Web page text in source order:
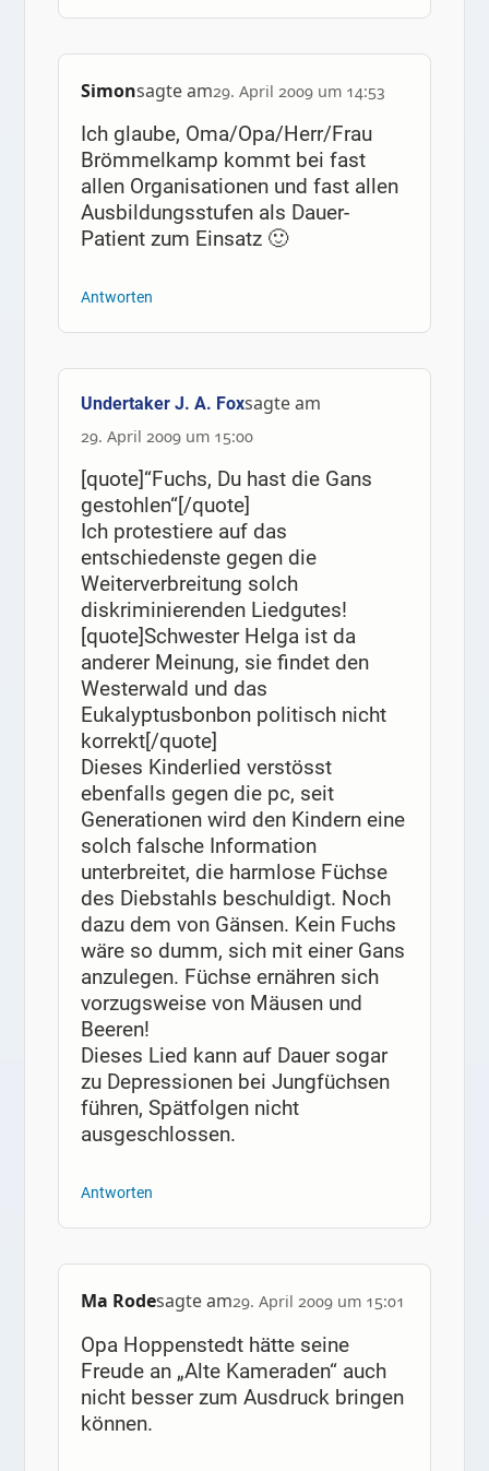
Simonsagte am29. April 2009 um 14:53
Ich glaube, Oma/Opa/Herr/Frau
Brömmelkamp kommt bei fast
allen Organisationen und fast allen
Ausbildungsstufen als Dauer-
Patient zum Einsatz 🙂
Antworten
Undertaker J. A. Foxsagte am
29. April 2009 um 15:00
[quote]“Fuchs, Du hast die Gans
gestohlen“[/quote]
Ich protestiere auf das
entschiedenste gegen die
Weiterverbreitung solch
diskriminierenden Liedgutes!
[quote]Schwester Helga ist da
anderer Meinung, sie findet den
Westerwald und das
Eukalyptusbonbon politisch nicht
korrekt[/quote]
Dieses Kinderlied verstösst
ebenfalls gegen die pc, seit
Generationen wird den Kindern eine
solch falsche Information
unterbreitet, die harmlose Füchse
des Diebstahls beschuldigt. Noch
dazu dem von Gänsen. Kein Fuchs
wäre so dumm, sich mit einer Gans
anzulegen. Füchse ernähren sich
vorzugsweise von Mäusen und
Beeren!
Dieses Lied kann auf Dauer sogar
zu Depressionen bei Jungfüchsen
führen, Spätfolgen nicht
ausgeschlossen.
Antworten
Ma Rodesagte am29. April 2009 um 15:01
Opa Hoppenstedt hätte seine
Freude an „Alte Kameraden“ auch
nicht besser zum Ausdruck bringen
können.